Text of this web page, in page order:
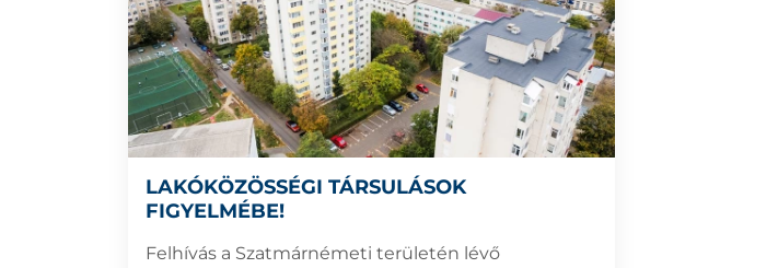
LAKÓKÖZÖSSÉGI TÁRSULÁSOK
FIGYELMÉBE!
Felhívás a Szatmárnémeti területén lévő